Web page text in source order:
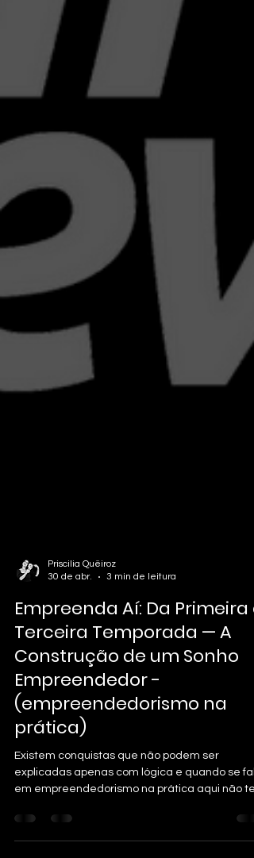
Priscilia Quëiroz
Empreenda Aí: Da Primeira à
Terceira Temporada — A
Construção de um Sonho
Empreendedor -
(empreendedorismo na
prática)
Existem conquistas que não podem ser
explicadas apenas com lógica e quando se
pra ninguém! Porque elas não são apenas
profissionais. São emocionais. São simbólicas.